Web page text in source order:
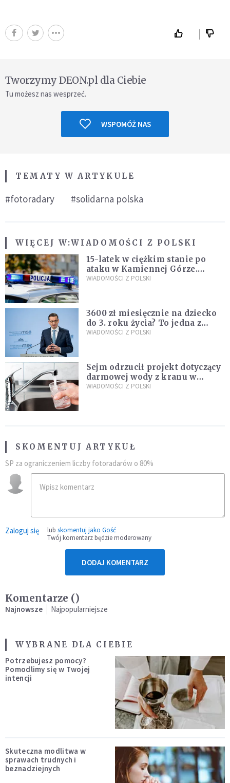
Tworzymy DEON.pl dla Ciebie
Tu możesz nas wesprzeć.
WSPOMÓŻ NAS
TEMATY W ARTYKULE
#fotoradary #solidarna polska
WIĘCEJ W:WIADOMOŚCI Z POLSKI
15-latek w ciężkim stanie po
ataku w Kamiennej Górze.
Policja zatrzymała dwóch
WIADOMOŚCI Z POLSKI
3600 zł miesięcznie na dziecko
do 3. roku życia? To jedna z
propozycji programu "Rozwój
WIADOMOŚCI Z POLSKI
Sejm odrzucił projekt dotyczący
darmowej wody z kranu w
restauracjach
WIADOMOŚCI Z POLSKI
SKOMENTUJ ARTYKUŁ
SP za ograniczeniem liczby fotoradarów o 80%
Zaloguj się lub skomentuj jako Gość
Twój komentarz będzie moderowany
DODAJ KOMENTARZ
Komentarze ()
Najnowsze Najpopularniejsze
WYBRANE DLA CIEBIE
Potrzebujesz pomocy?
Pomodlimy się w Twojej
intencji
Skuteczna modlitwa w
sprawach trudnych i
beznadziejnych